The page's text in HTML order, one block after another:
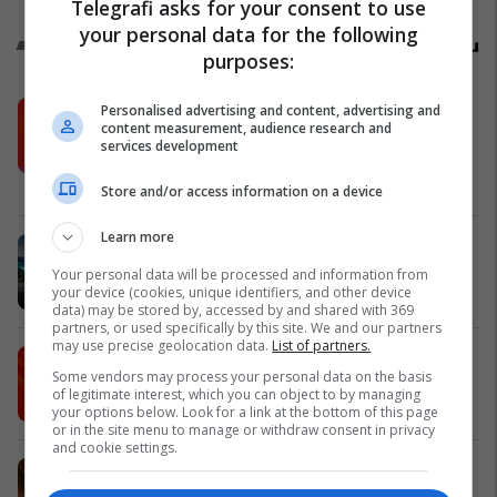
Promo Reklamo këtu
Këtë herë me kartelë gërvishtëse
plotësisht digjitale dhe mbi 40 mijë
shpërblime instant!
Meridian
Zgjidhni një nga katër modelet tuaja
të preferuara Peugeot
Peugot Kosova
IPKO vazhdon partneritetin me
Sunny Hill Festival 2026
IPKO
EXPO DIASPORA 2026 mbahet më
Telegrafi asks for your consent to use
your personal data for the following
purposes:
Personalised advertising and content, advertising and
content measurement, audience research and
services development
Store and/or access information on a device
Learn more
Your personal data will be processed and information from
your device (cookies, unique identifiers, and other device
data) may be stored by, accessed by and shared with 369
partners, or used specifically by this site. We and our partners
may use precise geolocation data. List of partners.
Some vendors may process your personal data on the basis
of legitimate interest, which you can object to by managing
your options below. Look for a link at the bottom of this page
or in the site menu to manage or withdraw consent in privacy
and cookie settings.